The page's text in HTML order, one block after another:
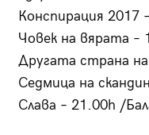
Конспирация
Човек на вярата –
Другата страна
Седмица на
Слава – 21.00h /